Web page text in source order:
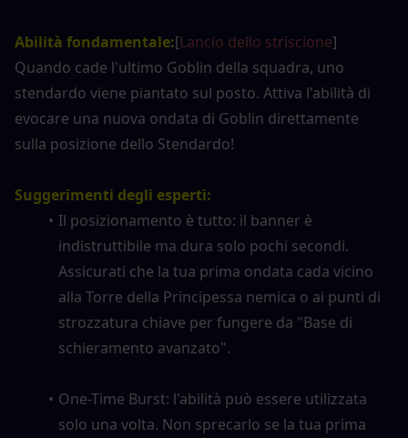
Abilità fondamentale:[Lancio dello striscione]
Quando cade l'ultimo Goblin della squadra, uno
stendardo viene piantato sul posto. Attiva l'abilità di
evocare una nuova ondata di Goblin direttamente
sulla posizione dello Stendardo!
Suggerimenti degli esperti:
Il posizionamento è tutto: il banner è
indistruttibile ma dura solo pochi secondi.
Assicurati che la tua prima ondata cada vicino
alla Torre della Principessa nemica o ai punti di
strozzatura chiave per fungere da "Base di
schieramento avanzato".
One-Time Burst: l'abilità può essere utilizzata
solo una volta. Non sprecarlo se la tua prima